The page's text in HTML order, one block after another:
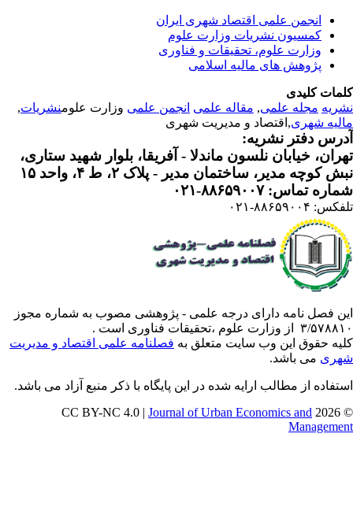
انجمن علمی اقتصاد شهری ایران
کمسیون نشریات وزارت علوم
وزارت علوم، تحقیقات و فناوری
پژوهش های مالیه اسلامی
کلیدی
مجله علمی, مقاله علمی انجمن علمیوزارت علومنشریات,
شهری ,اقتصاد و مدیریت شهری
دفتر نشریه:
خیابان نلسون ماندلا - آفریقا، بلوار شهید ستاری،
کوچه مدیر، ساختمان مدیر - پلاک ۲، ط ۴، واحد ۱۵
تماس: ۸۸۶۵۹۰۰۷-۰۲۱
۸۸۶۵۹۰۰۴-۰۲۱
فصل نامه دارای درجه علمی - پژوهشی مصوب به شماره مجوز
وزارت علوم ،تحقیقات فناوری است .
حقوق این وب سایت متعلق بهفصلنامه علمی اقتصاد و مدیریت
می باشد.
از مطالب ارایه شده در این پایگاه با ذکر منبع آزاد می باشد.
©
Journal of Urban Economics and